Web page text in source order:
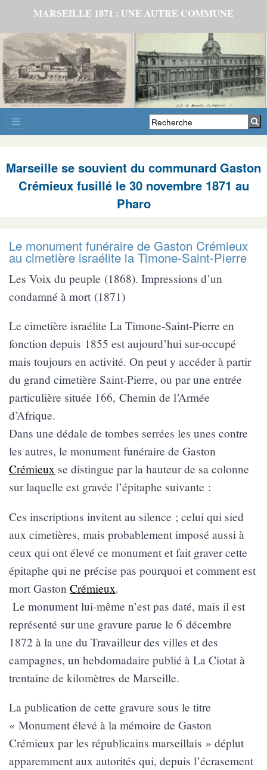
MARSEILLE 1871 : UNE AUTRE COMMUNE
Marseille se souvient du communard Gaston
Crémieux fusillé le 30 novembre 1871 au
Pharo
Le monument funéraire de Gaston Crémieux
au cimetière israélite la Timone-Saint-Pierre
Les Voix du peuple (1868). Impressions d’un
condamné à mort (1871)
Le cimetière israélite La Timone-Saint-Pierre en
fonction depuis 1855 est aujourd’hui sur-occupé
mais toujours en activité. On peut y accéder à partir
du grand cimetière Saint-Pierre, ou par une entrée
particulière située 166, Chemin de l’Armée
d’Afrique.
Dans une dédale de tombes serrées les unes contre
les autres, le monument funéraire de Gaston
Crémieux se distingue par la hauteur de sa colonne
sur laquelle est gravée l’épitaphe suivante :
Ces inscriptions invitent au silence ; celui qui sied
aux cimetières, mais probablement imposé aussi à
ceux qui ont élevé ce monument et fait graver cette
épitaphe qui ne précise pas pourquoi et comment est
mort Gaston Crémieux.
Le monument lui-même n’est pas daté, mais il est
représenté sur une gravure parue le 6 décembre
1872 à la une du Travailleur des villes et des
campagnes, un hebdomadaire publié à La Ciotat à
trentaine de kilomètres de Marseille.
La publication de cette gravure sous le titre
« Monument élevé à la mémoire de Gaston
Crémieux par les républicains marseillais » déplut
apparemment aux autorités qui, depuis l’écrasement